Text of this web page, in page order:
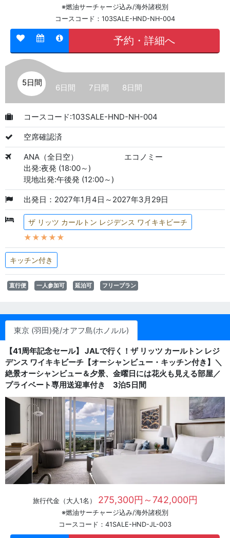
※燃油サーチャージ込み/海外諸税別
コースコード：103SALE-HND-NH-004
予約・詳細へ
5日間
6日間 7日間 8日間
コースコード:103SALE-HND-NH-004
空席確認済
ANA（全日空）
エコノミー
出発:夜発 (18:00～)
現地出発:午後発 (12:00～)
出発日：2027年1月4日～2027年3月29日
ザ リッツ カールトン レジデンス ワイキキビーチ
★★★★★
キッチン付き
直行便 一人参加可 延泊可 フリープラン
東京 (羽田)発/オアフ島(ホノルル)
【41周年記念セール】 JALで行く！ザ リッツ カールトン レジ
デンス ワイキキビーチ【オーシャンビュー・キッチン付き】＼
絶景オーシャンビュー＆夕景、金曜日には花火も見える部屋／
プライベート専用送迎車付き 3泊5日間
旅行代金（大人1名） 275,300円～742,000円
※燃油サーチャージ込み/海外諸税別
コースコード：41SALE-HND-JL-003